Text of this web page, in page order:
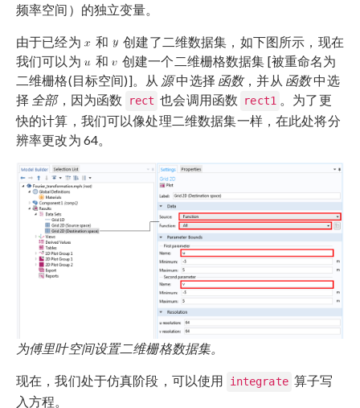
频率空间）的独立变量。
由于已经为 和
创建了二维数据集，如下图所示，现在
我们可以为
和
创建一个二维栅格数据集 [被重命名为
二维栅格(目标空间)]。从 源中选择 函数，并从 函数中选
择 全部，因为函数 rect 也会调用函数 rect1 。为了更
快的计算，我们可以像处理二维数据集一样，在此处将分
辨率更改为 64。
为傅里叶空间设置二维栅格数据集。
现在，我们处于仿真阶段，可以使用 integrate 算子写
入方程。